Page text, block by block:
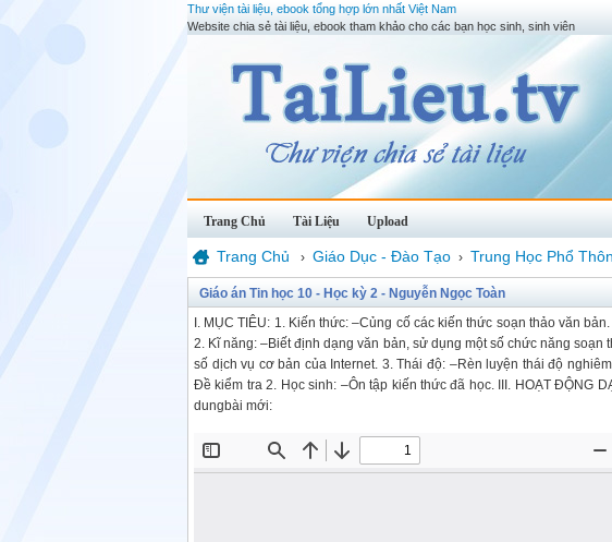
Thư viện tài liệu, ebook tổng hợp lớn nhất Việt Nam
Website chia sẻ tài liệu, ebook tham khảo cho các bạn học sinh, sinh viên
Trang Chủ Tài Liệu Upload
Trang Chủ › Giáo Dục - Đào Tạo › Trung Học Phổ
Giáo án Tin học 10 - Học kỳ 2 - Nguyễn Ngọc Toàn
I. MỤC TIÊU: 1. Kiến thức: –Củng cố các kiến thức soạn thảo văn
2. Kĩ năng: –Biết định dạng văn bản, sử dụng một số chức năng
số dịch vụ cơ bản của Internet. 3. Thái độ: –Rèn luyện thái độ
Đề kiểm tra 2. Học sinh: –Ôn tập kiến thức đã học. III. HOẠT ĐỘNG
dungbài mới: